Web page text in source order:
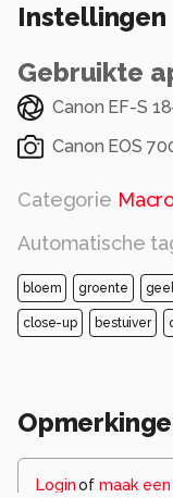
Instellingen
Gebruikte
Canon EF-S
Canon EOS
Categorie
Automatische
bloem groente
close-up bestuiver
Loginof maak